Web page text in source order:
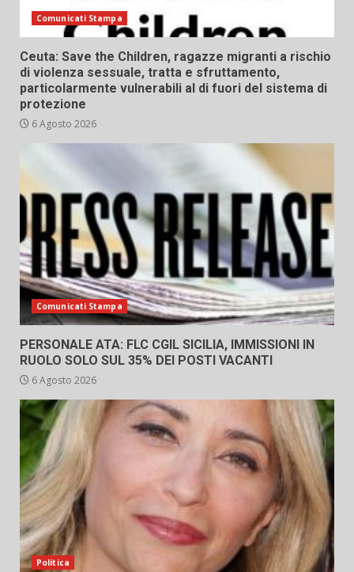
Comunicati Stampa
Ceuta: Save the Children, ragazze migranti a rischio
di violenza sessuale, tratta e sfruttamento,
particolarmente vulnerabili al di fuori del sistema di
protezione
6 Agosto 2026
Comunicati Stampa
PERSONALE ATA: FLC CGIL SICILIA, IMMISSIONI IN
RUOLO SOLO SUL 35% DEI POSTI VACANTI
6 Agosto 2026
Politica